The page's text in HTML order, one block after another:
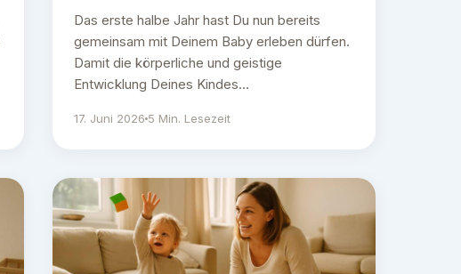
Das erste halbe Jahr hast Du nun bereits
gemeinsam mit Deinem Baby erleben dürfen.
Damit die körperliche und geistige
Entwicklung Deines Kindes…
17. Juni 2026 5 Min. Lesezeit